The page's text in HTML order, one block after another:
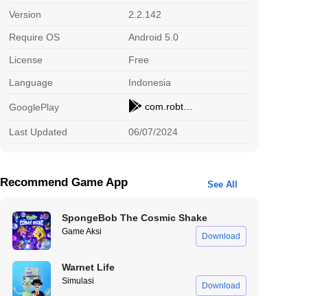
Haunted Dorm
Version 2.2.142
Require OS Android 5.0
License Free
Language Indonesia
GooglePlay com.robtopx.geometryjump
Last Updated 06/07/2024
Recommend Game App See All
SpongeBob The Cosmic Shake
Game Aksi Download
Warnet Life
Simulasi Download